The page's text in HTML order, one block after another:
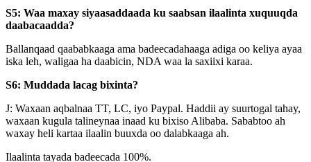
S5: Waa maxay siyaasaddaada ku saabsan ilaalinta xuquuqda
daabacaadda?
Ballanqaad qaababkaaga ama badeecadahaaga adiga oo keliya ayaa
iska leh, waligaa ha daabicin, NDA waa la saxiixi karaa.
S6: Muddada lacag bixinta?
J: Waxaan aqbalnaa TT, LC, iyo Paypal. Haddii ay suurtogal tahay,
waxaan kugula talineynaa inaad ku bixiso Alibaba. Sababtoo ah
waxay heli kartaa ilaalin buuxda oo dalabkaaga ah.
Ilaalinta tayada badeecada 100%.